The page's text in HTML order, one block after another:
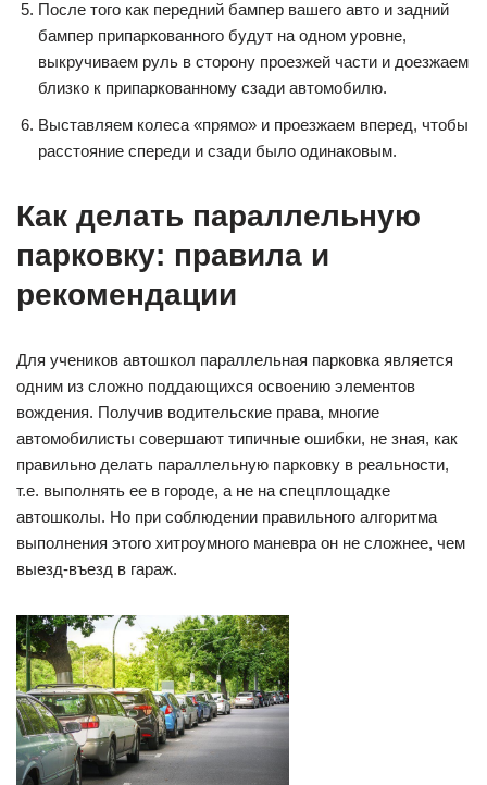
После того как передний бампер вашего авто и задний
бампер припаркованного будут на одном уровне,
выкручиваем руль в сторону проезжей части и доезжаем
близко к припаркованному сзади автомобилю.
Выставляем колеса «прямо» и проезжаем вперед, чтобы
расстояние спереди и сзади было одинаковым.
Как делать параллельную
парковку: правила и
рекомендации
Для учеников автошкол параллельная парковка является
одним из сложно поддающихся освоению элементов
вождения. Получив водительские права, многие
автомобилисты совершают типичные ошибки, не зная, как
правильно делать параллельную парковку в реальности,
т.е. выполнять ее в городе, а не на спецплощадке
автошколы. Но при соблюдении правильного алгоритма
выполнения этого хитроумного маневра он не сложнее, чем
выезд-въезд в гараж.